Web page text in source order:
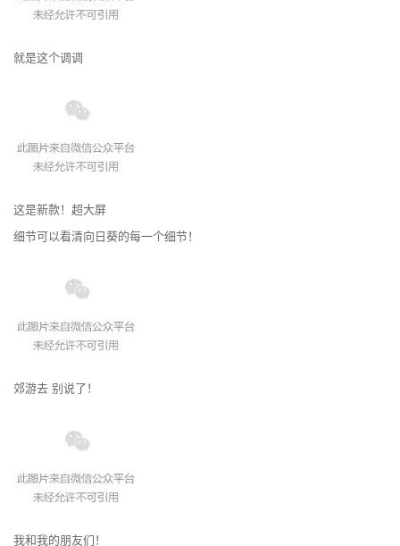
就是这个调调
这是新款！超大屏
细节可以看清向日葵的每一个细节！
郊游去 别说了！
我和我的朋友们！